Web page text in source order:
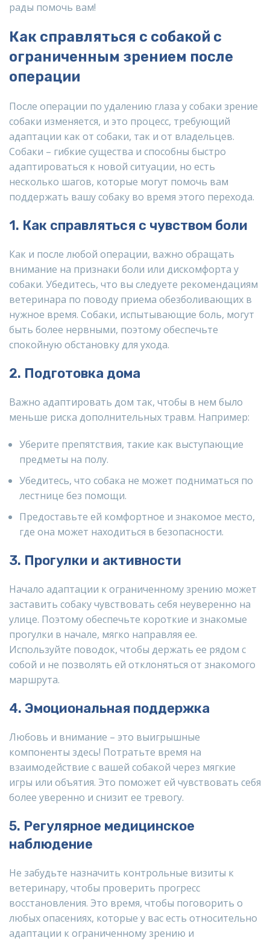
рады помочь вам!
Как справляться с собакой с
ограниченным зрением после
операции
После операции по удалению глаза у собаки зрение
собаки изменяется, и это процесс, требующий
адаптации как от собаки, так и от владельцев.
Собаки – гибкие существа и способны быстро
адаптироваться к новой ситуации, но есть
несколько шагов, которые могут помочь вам
поддержать вашу собаку во время этого перехода.
1. Как справляться с чувством боли
Как и после любой операции, важно обращать
внимание на признаки боли или дискомфорта у
собаки. Убедитесь, что вы следуете рекомендациям
ветеринара по поводу приема обезболивающих в
нужное время. Собаки, испытывающие боль, могут
быть более нервными, поэтому обеспечьте
спокойную обстановку для ухода.
2. Подготовка дома
Важно адаптировать дом так, чтобы в нем было
меньше риска дополнительных травм. Например:
Уберите препятствия, такие как выступающие
предметы на полу.
Убедитесь, что собака не может подниматься по
лестнице без помощи.
Предоставьте ей комфортное и знакомое место,
где она может находиться в безопасности.
3. Прогулки и активности
Начало адаптации к ограниченному зрению может
заставить собаку чувствовать себя неуверенно на
улице. Поэтому обеспечьте короткие и знакомые
прогулки в начале, мягко направляя ее.
Используйте поводок, чтобы держать ее рядом с
собой и не позволять ей отклоняться от знакомого
маршрута.
4. Эмоциональная поддержка
Любовь и внимание – это выигрышные
компоненты здесь! Потратьте время на
взаимодействие с вашей собакой через мягкие
игры или объятия. Это поможет ей чувствовать себя
более уверенно и снизит ее тревогу.
5. Регулярное медицинское
наблюдение
Не забудьте назначить контрольные визиты к
ветеринару, чтобы проверить прогресс
восстановления. Это время, чтобы поговорить о
любых опасениях, которые у вас есть относительно
адаптации к ограниченному зрению и